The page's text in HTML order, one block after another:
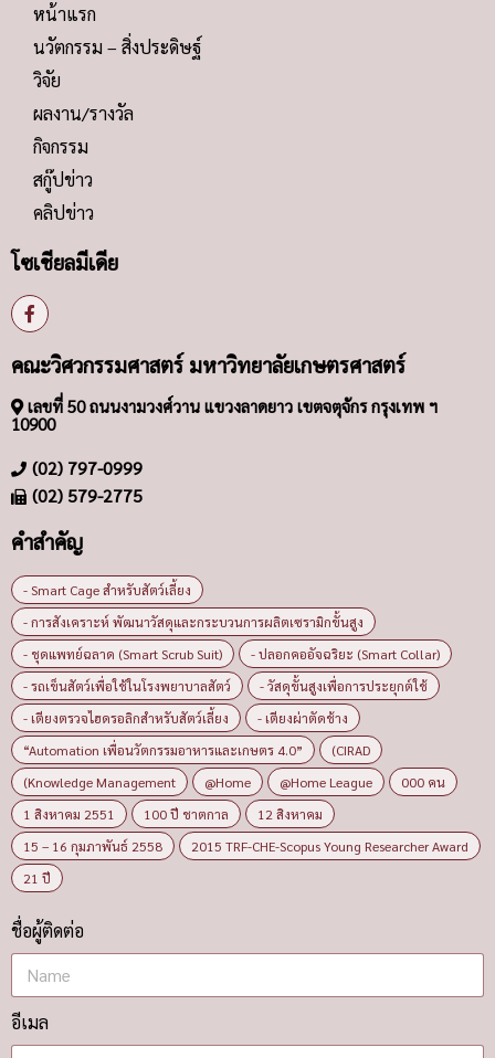
หน้าแรก
นวัตกรรม – สิ่งประดิษฐ์
วิจัย
ผลงาน/รางวัล
กิจกรรม
สกู๊ปข่าว
คลิปข่าว
โซเชียลมีเดีย
คณะวิศวกรรมศาสตร์ มหาวิทยาลัยเกษตรศาสตร์
เลขที่ 50 ถนนงามวงศ์วาน แขวงลาดยาว เขตจตุจักร กรุงเทพ ฯ
10900
(02) 797-0999
(02) 579-2775
คำสำคัญ
- Smart Cage สำหรับสัตว์เลี้ยง
- การสังเคราะห์ พัฒนาวัสดุและกระบวนการผลิตเซรามิกขั้นสูง
- ชุดแพทย์ฉลาด (Smart Scrub Suit)
- ปลอกคออัจฉริยะ (Smart Collar)
- รถเข็นสัตว์เพื่อใช้ในโรงพยาบาลสัตว์
- วัสดุขั้นสูงเพื่อการประยุกต์ใช้
- เตียงตรวจไฮดรอลิกสำหรับสัตว์เลี้ยง
- เตียงผ่าตัดช้าง
“Automation เพื่อนวัตกรรมอาหารและเกษตร 4.0”
(CIRAD
(Knowledge Management
@Home @Home League
000 คน
1 สิงหาคม 2551
100 ปี ชาตกาล
12 สิงหาคม
15 – 16 กุมภาพันธ์ 2558
2015 TRF-CHE-Scopus Young Researcher Award
21 ปี
ชื่อผู้ติดต่อ
อีเมล